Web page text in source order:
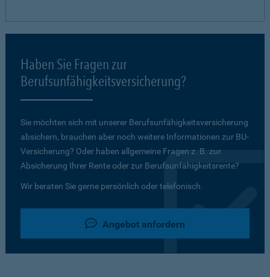
Haben Sie Fragen zur
Berufsunfähigkeitsversicherung?
Sie möchten sich mit unserer Berufsunfähigkeitsversicherung
absichern, brauchen aber noch weitere Informationen zur BU-
Versicherung? Oder haben allgemeine Fragen z. B. zur
Absicherung Ihrer Rente oder zur Berufsunfähigkeitsrente?
Wir beraten Sie gerne persönlich oder telefonisch.
Angebot anfordern